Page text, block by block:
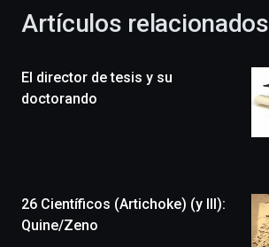
celebración
novena
edición
un
festival
Artículos relacionados
El director de tesis y su
doctorando
26 Científicos (Artichoke) (y III):
Quine/Zeno